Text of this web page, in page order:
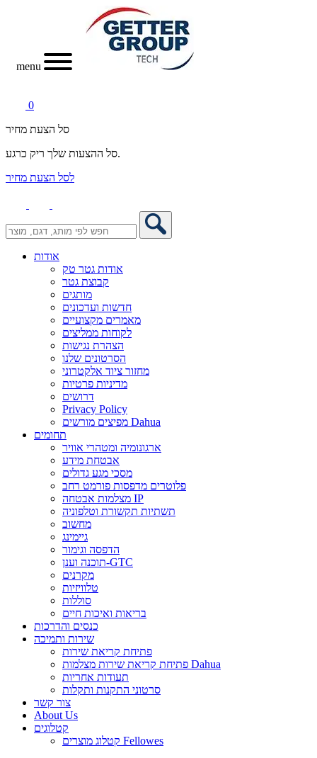
menu
0
סל הצעת מחיר
סל ההצעות שלך ריק כרגע.
לסל הצעת מחיר
אודות
אודות גטר טק
קבוצת גטר
מותגים
חדשות ועדכונים
מאמרים מקצועיים
לקוחות ממליצים
הצהרת נגישות
הסרטונים שלנו
מחזור ציוד אלקטרוני
מדיניות פרטיות
דרושים
Privacy Policy
מפיצים מורשים Dahua
תחומים
ארגונומיה ומטהרי אוויר
אבטחת מידע
מסכי מגע גדולים
פלוטרים מדפסות פורמט רחב
מצלמות אבטחה IP
תשתיות תקשורת וטלפוניה
מחשוב
גיימינג
הדפסה וגימור
תוכנה וענן-GTC
מקרנים
טלוויזיות
סוללות
בריאות ואיכות חיים
כנסים והדרכות
שירות ותמיכה
פתיחת קריאת שירות
פתיחת קריאת שירות מצלמות Dahua
תעודות אחריות
סרטוני התקנות ותקלות
צור קשר
About Us
קטלוגים
קטלוג מוצרים Fellowes